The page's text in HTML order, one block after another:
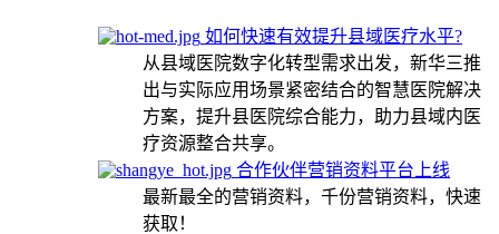
如何快速有效提升县域医疗水平?
从县域医院数字化转型需求出发，新华三推
出与实际应用场景紧密结合的智慧医院解决
方案，提升县医院综合能力，助力县域内医
疗资源整合共享。
合作伙伴营销资料平台上线
最新最全的营销资料，千份营销资料，快速
获取！